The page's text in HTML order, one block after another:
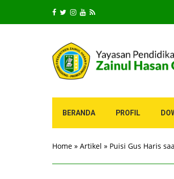
BERANDA PROFIL
Home » Artikel » Puisi Gus Haris